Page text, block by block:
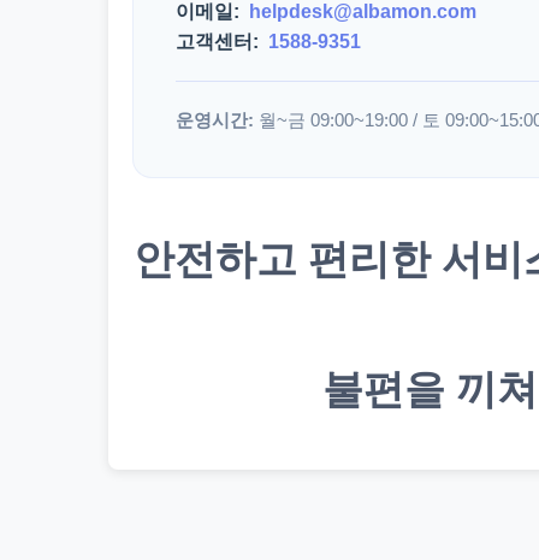
이메일:
helpdesk@albamon.com
고객센터: 1588-9351
운영시간: 월~금 09:00~19:00 / 토
안전하고 편리한 서
불편을 끼